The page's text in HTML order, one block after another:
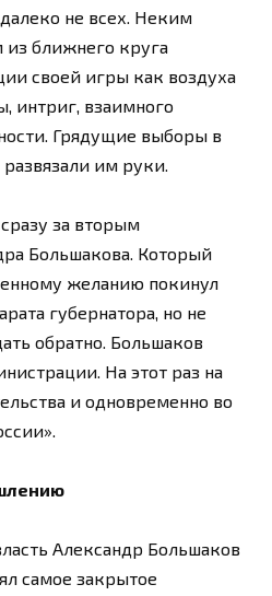
не всех. Неким
ближнего круга
своей игры как воздуха
интриг, взаимного
Грядущие выборы в
им руки.
за вторым
Большакова. Который
желанию покинул
губернатора, но не
обратно. Большаков
На этот раз на
и одновременно во
Александр Большаков
самое закрытое